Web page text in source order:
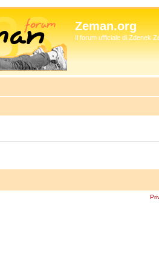
Zeman.org
Il forum ufficiale di Zdenek